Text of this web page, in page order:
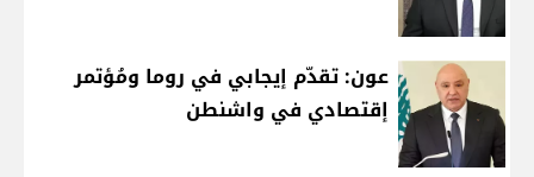
عون: تقدّم إيجابي في روما ومُؤتمر
إقتصادي في واشنطن